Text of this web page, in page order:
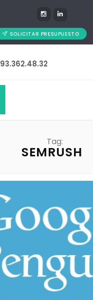
SOLICITAR PRESUPUESTO
93.362.48.32
Tag:
SEMRUSH